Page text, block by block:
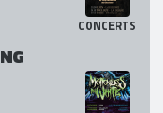
CONCERTS